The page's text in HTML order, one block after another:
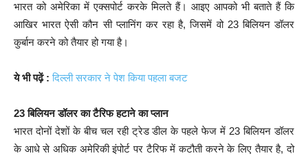
भारत को अमेरिका में एक्सपोर्ट करके मिलते हैं। आइए आपको भी बताते हैं कि
आखिर भारत ऐसी कौन सी प्लानिंग कर रहा है, जिसमें वो 23 बिलियन डॉलर
कुर्बान करने को तैयार हो गया है।
ये भी पढ़ें : दिल्ली सरकार ने पेश किया पहला बजट
23 बिलियन डॉलर का टैरिफ हटाने का प्लान
भारत दोनों देशों के बीच चल रही ट्रेड डील के पहले फेज में 23 बिलियन डॉलर
के आधे से अधिक अमेरिकी इंपोर्ट पर टैरिफ में कटौती करने के लिए तैयार है, दो